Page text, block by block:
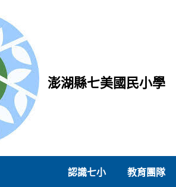
澎湖縣七美國民小學
認識七小 教育團隊